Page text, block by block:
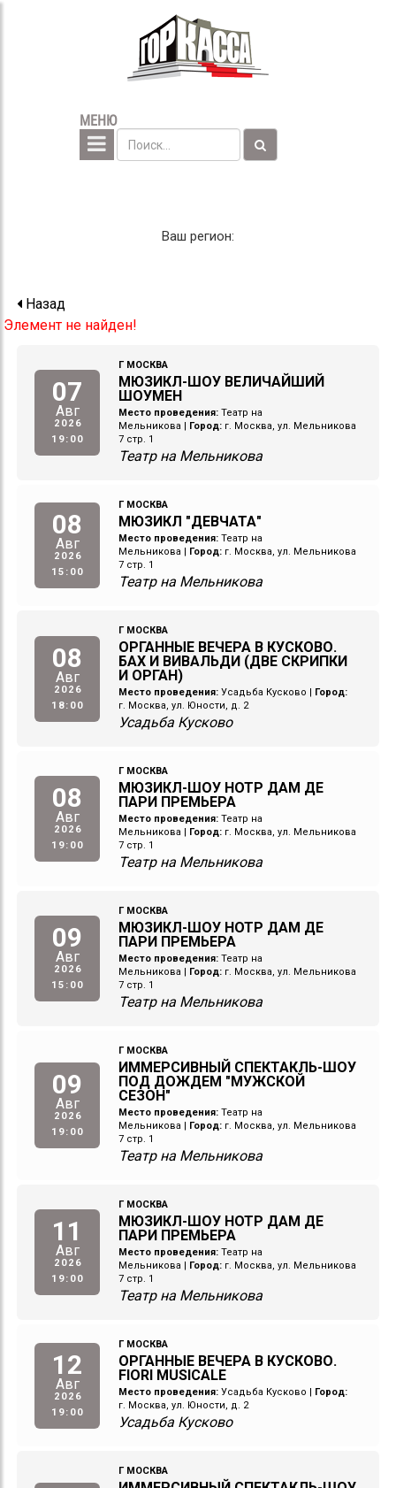
МЕНЮ
Ваш регион:
Назад
Элемент не найден!
07
Авг
2026
19:00
Г МОСКВА
МЮЗИКЛ-ШОУ ВЕЛИЧАЙШИЙ
ШОУМЕН
Место проведения: Театр на
Мельникова
Город: г. Москва, ул. Мельникова
7 стр. 1
Театр на Мельникова
08
Авг
2026
15:00
Г МОСКВА
МЮЗИКЛ "ДЕВЧАТА"
Место проведения: Театр на
Мельникова
Город: г. Москва, ул. Мельникова
7 стр. 1
Театр на Мельникова
08
Авг
2026
18:00
Г МОСКВА
ОРГАННЫЕ ВЕЧЕРА В КУСКОВО.
БАХ И ВИВАЛЬДИ (ДВЕ СКРИПКИ
И ОРГАН)
Место проведения: Усадьба Кусково
Город:
г. Москва, ул. Юности, д. 2
Усадьба Кусково
08
Авг
2026
19:00
Г МОСКВА
МЮЗИКЛ-ШОУ НОТР ДАМ ДЕ
ПАРИ ПРЕМЬЕРА
Место проведения: Театр на
Мельникова
Город: г. Москва, ул. Мельникова
7 стр. 1
Театр на Мельникова
09
Авг
2026
15:00
Г МОСКВА
МЮЗИКЛ-ШОУ НОТР ДАМ ДЕ
ПАРИ ПРЕМЬЕРА
Место проведения: Театр на
Мельникова
Город: г. Москва, ул. Мельникова
7 стр. 1
Театр на Мельникова
09
Авг
2026
19:00
Г МОСКВА
ИММЕРСИВНЫЙ СПЕКТАКЛЬ-ШОУ
ПОД ДОЖДЕМ "МУЖСКОЙ
СЕЗОН"
Место проведения: Театр на
Мельникова
Город: г. Москва, ул. Мельникова
7 стр. 1
Театр на Мельникова
11
Авг
2026
19:00
Г МОСКВА
МЮЗИКЛ-ШОУ НОТР ДАМ ДЕ
ПАРИ ПРЕМЬЕРА
Место проведения: Театр на
Мельникова
Город: г. Москва, ул. Мельникова
7 стр. 1
Театр на Мельникова
12
Авг
2026
19:00
Г МОСКВА
ОРГАННЫЕ ВЕЧЕРА В КУСКОВО.
FIORI MUSICALE
Место проведения: Усадьба Кусково
Город:
г. Москва, ул. Юности, д. 2
Усадьба Кусково
Г МОСКВА